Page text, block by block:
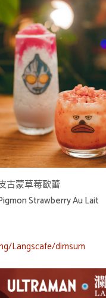
古蒙草莓歐蕾
Strawberry Au Lait
Langscafe/dimsum